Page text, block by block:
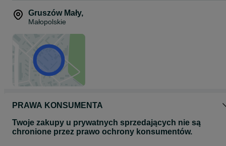
Gruszów Mały,
Małopolskie
PRAWA KONSUMENTA
Twoje zakupy u prywatnych sprzedających nie są
chronione przez prawo ochrony konsumentów.